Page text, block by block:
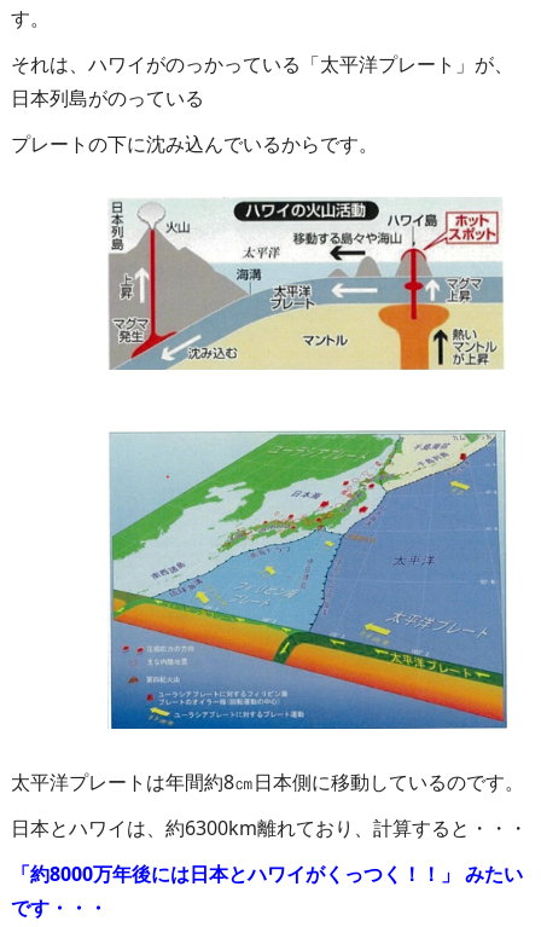
す。
それは、ハワイがのっかっている「太平洋プレート」が、
日本列島がのっている
プレートの下に沈み込んでいるからです。
太平洋プレートは年間約8㎝日本側に移動しているのです。
日本とハワイは、約6300km離れており、計算すると・・・
「約8000万年後には日本とハワイがくっつく！！」 みたい
です・・・